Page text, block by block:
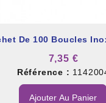
De 100 Boucles
7,35 €
Référence :
Ajouter Au Panier